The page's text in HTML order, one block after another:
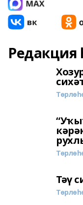
Редакция
Тәү